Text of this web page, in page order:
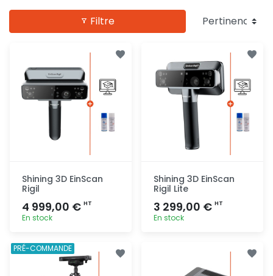
Filtre
Shining 3D EinScan
Rigil
4 999,00 € HT
En stock
rapide
Shining 3D EinScan
Rigil Lite
3 299,00 € HT
En stock
PRÉ-COMMANDE